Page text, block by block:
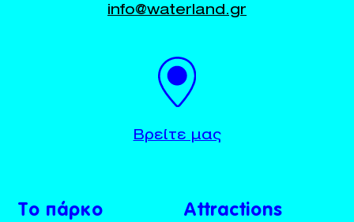
+30 23920 72025
Το πάρκο Attractions
info@waterland.gr
Βρείτε μας